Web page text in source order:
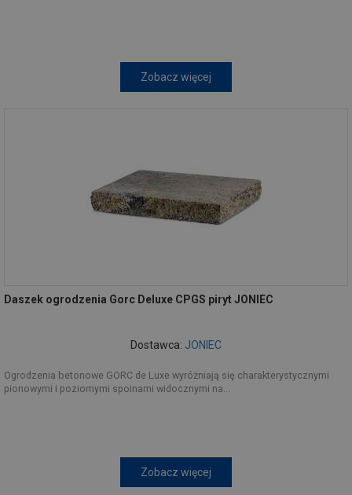
Zobacz więcej
Daszek ogrodzenia Gorc Deluxe CPGS piryt JONIEC
Dostawca: JONIEC
Ogrodzenia betonowe GORC de Luxe wyróżniają się charakterystycznymi
pionowymi i poziomymi spoinami widocznymi na...
Zobacz więcej